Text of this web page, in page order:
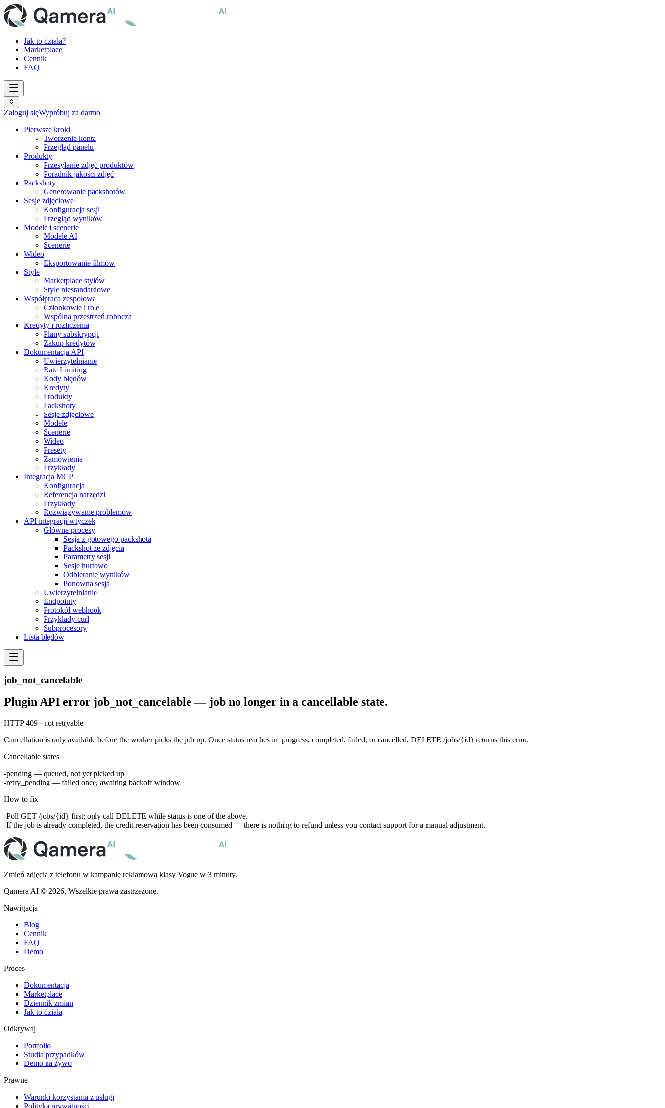
Jak to działa?
Marketplace
Cennik
FAQ
Zaloguj sięWypróbuj za darmo
Pierwsze kroki
Tworzenie konta
Przegląd panelu
Produkty
Przesyłanie zdjęć produktów
Poradnik jakości zdjęć
Packshoty
Generowanie packshotów
Sesje zdjęciowe
Konfiguracja sesji
Przegląd wyników
Modele i scenerie
Modele AI
Scenerie
Wideo
Eksportowanie filmów
Style
Marketplace stylów
Style niestandardowe
Współpraca zespołowa
Członkowie i role
Wspólna przestrzeń robocza
Kredyty i rozliczenia
Plany subskrypcji
Zakup kredytów
Dokumentacja API
Uwierzytelnianie
Rate Limiting
Kody błędów
Kredyty
Produkty
Packshoty
Sesje zdjęciowe
Modele
Scenerie
Wideo
Presety
Zamówienia
Przykłady
Integracja MCP
Konfiguracja
Referencja narzędzi
Przykłady
Rozwiązywanie problemów
API integracji wtyczek
Główne procesy
Sesja z gotowego packshota
Packshot ze zdjęcia
Parametry sesji
Sesje hurtowo
Odbieranie wyników
Ponowna sesja
Uwierzytelnianie
Endpointy
Protokół webhook
Przykłady curl
Subprocesory
Lista błędów
job_not_cancelable
Plugin API error job_not_cancelable — job no longer in a cancellable state.
HTTP 409 · not retryable
Cancellation is only available before the worker picks the job up. Once status reaches in_progress, completed, failed, orcancelled, DELETE /jobs/{id} returns this error.
Cancellable states
pending — queued, not yet picked up
retry_pending — failed once, awaiting backoff window
How to fix
Poll GET /jobs/{id} first; only call DELETE while status is one of the above.
If the job is already completed, the credit reservation has been consumed — there is nothing to refund unless you contact support for a manual adjustment.
Zmień zdjęcia z telefonu w kampanię reklamową klasy Vogue w 3 minuty.
Qamera AI © 2026, Wszelkie prawa zastrzeżone.
Nawigacja
Blog
Cennik
FAQ
Demo
Proces
Dokumentacja
Marketplace
Dziennik zmian
Jak to działa
Odkrywaj
Portfolio
Studia przypadków
Demo na żywo
Prawne
Warunki korzystania z usługi
Polityka prywatności